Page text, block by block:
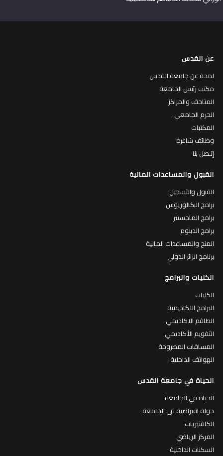
عن القدس
لمحة عن جامعة القدس
مكتب رئيس الجامعة
المتاحف والمراكز
الحرم الجامعي
المكتبات
وظائف شاغرة
إتـصل بنا
القبول والمساعدات المالية
القبول والتسجيل
برامج البكالوريوس
برامج الماجستير
برامج الدبلوم
المنح والمساعدات المالية
برنامج الزائر الدولي
الكليات والبرامج
الكليات
البرامج الاكاديمية
الطاقم الاكاديمي
التقويم الأكاديمي
المساقات المطروحة
الهواتف الداخلية
الحياة في جامعة القدس
الحياة في الجامعة
جولة افتراضية في الجامعة
الكافتيريات
المركز الرياضي
السكنات الداخلية